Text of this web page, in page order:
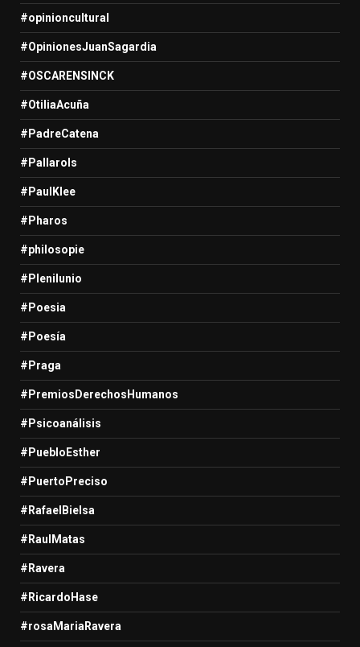
#opinioncultural
#OpinionesJuanSagardia
#OSCARENSINCK
#OtiliaAcuña
#PadreCatena
#Pallarols
#PaulKlee
#Pharos
#philosopie
#Plenilunio
#Poesia
#Poesía
#Praga
#PremiosDerechosHumanos
#Psicoanálisis
#PuebloEsther
#PuertoPreciso
#RafaelBielsa
#RaulMatas
#Ravera
#RicardoHase
#rosaMariaRavera